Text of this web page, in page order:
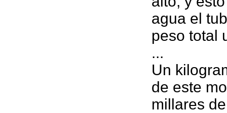
agua el
peso total
...
Un
de este
millares